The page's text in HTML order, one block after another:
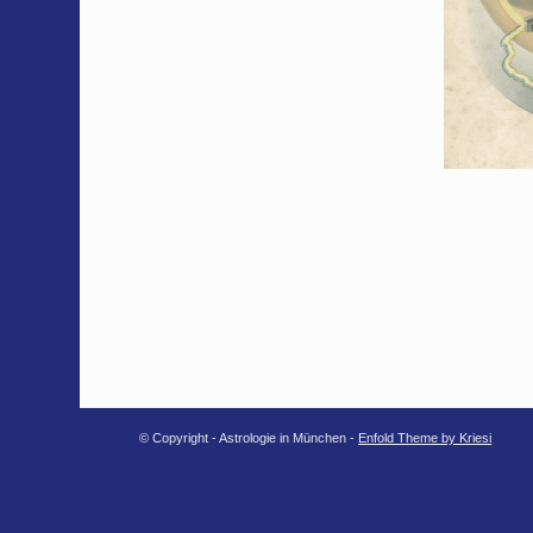
© Copyright - Astrologie in München - Enfold Theme by Kriesi